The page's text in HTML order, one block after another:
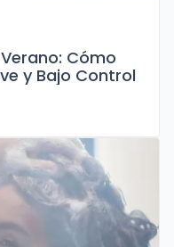
Cómo
y Bajo Control